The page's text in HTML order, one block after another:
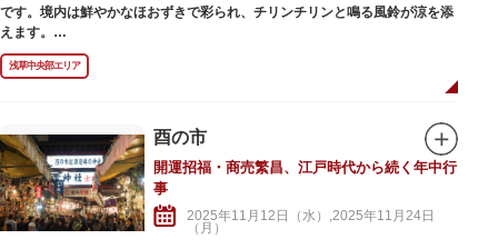
です。境内は鮮やかなほおずきで彩られ、チリンチリンと鳴る風鈴が涼を添
えます。
浅草寺では、「参拝すると数百～数千日分の功徳が得られる」とされる功徳
日が月に1度設けられていますが、特に7月10日は46,000日分の功徳がある
特別な日。「四万六千日」と呼ばれる7月10日とその前日が、参拝者で賑わ
ほおずき市でしか手に入らない祈祷札「黄札」や「雷除札」もお見逃しな
く！
浅草中央部エリア
酉の市
開運招福・商売繁昌、江戸時代から続く年中行
事
2025年11月12日（水）,2025年11月24日
（月）